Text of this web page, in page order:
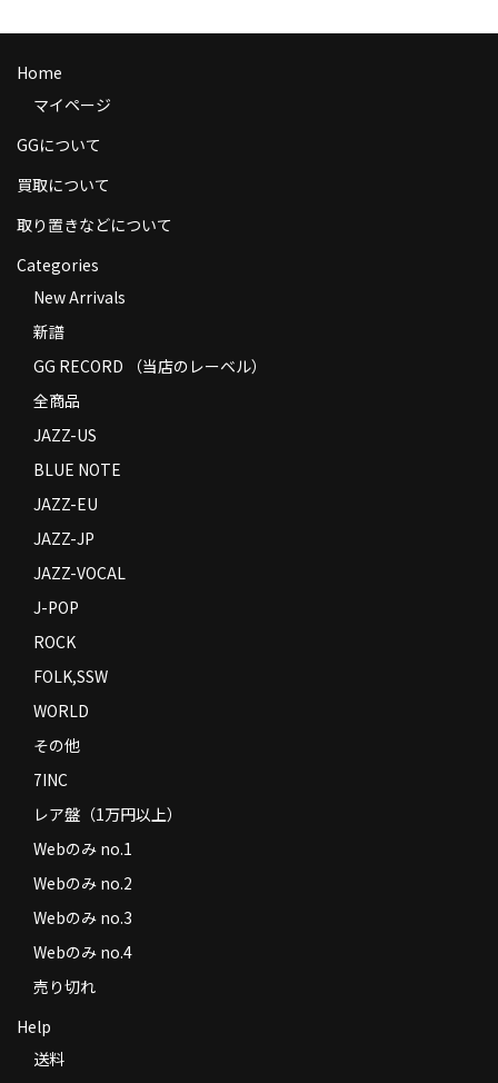
商品の発送
お支払い方法
Privacy Policy
特定商取引法に基づく表示
Home
マイページ
GGについて
買取について
取り置きなどについて
Categories
New Arrivals
新譜
GG RECORD （当店のレーベル）
全商品
JAZZ-US
BLUE NOTE
JAZZ-EU
JAZZ-JP
JAZZ-VOCAL
J-POP
ROCK
FOLK,SSW
WORLD
その他
7INC
レア盤（1万円以上）
Webのみ no.1
Webのみ no.2
Webのみ no.3
Webのみ no.4
売り切れ
Help
送料